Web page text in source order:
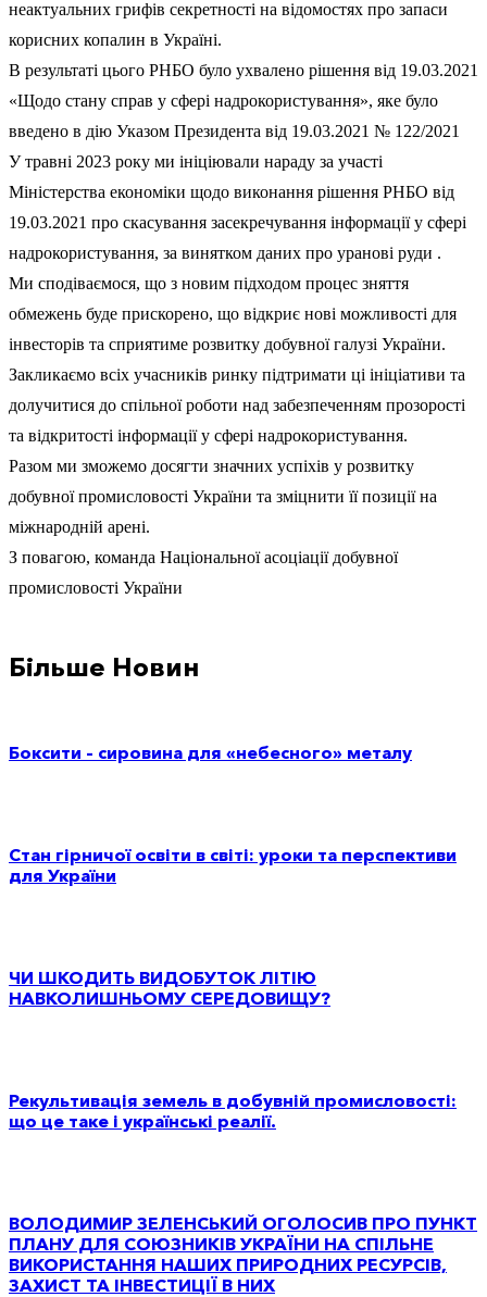
неактуальних грифів секретності на відомостях про запаси
корисних копалин в Україні.
В результаті цього РНБО було ухвалено рішення від 19.03.2021
«Щодо стану справ у сфері надрокористування», яке було
введено в дію Указом Президента від 19.03.2021 № 122/2021
У травні 2023 року ми ініціювали нараду за участі
Міністерства економіки щодо виконання рішення РНБО від
19.03.2021 про скасування засекречування інформації у сфері
надрокористування, за винятком даних про уранові руди .
Ми сподіваємося, що з новим підходом процес зняття
обмежень буде прискорено, що відкриє нові можливості для
інвесторів та сприятиме розвитку добувної галузі України.
Закликаємо всіх учасників ринку підтримати ці ініціативи та
долучитися до спільної роботи над забезпеченням прозорості
та відкритості інформації у сфері надрокористування.
Разом ми зможемо досягти значних успіхів у розвитку
добувної промисловості України та зміцнити її позиції на
міжнародній арені.
З повагою, команда Національної асоціації добувної
промисловості України
Більше Новин
Боксити – сировина для «небесного» металу
Стан гірничої освіти в світі: уроки та перспективи
для України
ЧИ ШКОДИТЬ ВИДОБУТОК ЛІТІЮ
НАВКОЛИШНЬОМУ СЕРЕДОВИЩУ?
Рекультивація земель в добувній промисловості:
що це таке і українські реалії.
ВОЛОДИМИР ЗЕЛЕНСЬКИЙ ОГОЛОСИВ ПРО ПУНКТ
ПЛАНУ ДЛЯ СОЮЗНИКІВ УКРАЇНИ НА СПІЛЬНЕ
ВИКОРИСТАННЯ НАШИХ ПРИРОДНИХ РЕСУРСІВ,
ЗАХИСТ ТА ІНВЕСТИЦІЇ В НИХ